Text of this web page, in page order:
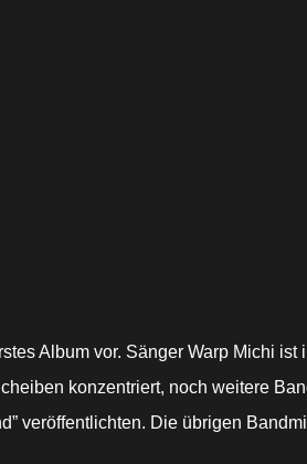
Album vor. Sänger Warp Michi
konzentriert, noch weitere
veröffentlichten. Die übrigen